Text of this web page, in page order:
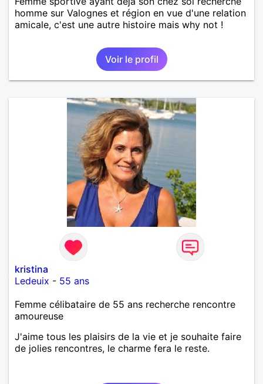
homme sur Valognes et région en vue d'une relation
amicale, c'est une autre histoire mais why not !
Voir le profil
kristina
Ledeuix - 55 ans
Femme célibataire de 55 ans recherche rencontre
amoureuse
J'aime tous les plaisirs de la vie et je souhaite faire
de jolies rencontres, le charme fera le reste.